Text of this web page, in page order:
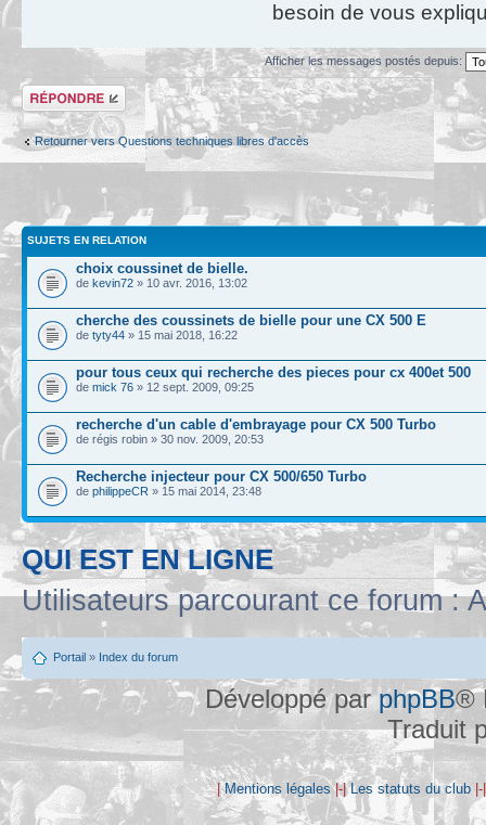
besoin de vous
Afficher les messages postés depuis:
Répondre
Retourner vers Questions techniques libres d'accès
SUJETS EN RELATION
choix coussinet de bielle.
de kevin72 » 10 avr. 2016, 13:02
cherche des coussinets de bielle pour une CX 500 E
de tyty44 » 15 mai 2018, 16:22
pour tous ceux qui recherche des pieces pour cx 400et 500
de mick 76 » 12 sept. 2009, 09:25
recherche d'un cable d'embrayage pour CX 500 Turbo
de régis robin » 30 nov. 2009, 20:53
Recherche injecteur pour CX 500/650 Turbo
de philippeCR » 15 mai 2014, 23:48
QUI EST EN LIGNE
Utilisateurs parcourant ce forum :
Portail » Index du forum
Développé parphpBB®
Traduit
|Mentions légales|-|Les statuts du club